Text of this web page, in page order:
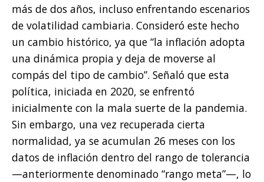
más de dos años, incluso enfrentando escenarios
de volatilidad cambiaria. Consideró este hecho
un cambio histórico, ya que “la inflación adopta
una dinámica propia y deja de moverse al
compás del tipo de cambio”. Señaló que esta
política, iniciada en 2020, se enfrentó
inicialmente con la mala suerte de la pandemia.
Sin embargo, una vez recuperada cierta
normalidad, ya se acumulan 26 meses con los
datos de inflación dentro del rango de tolerancia
—anteriormente denominado “rango meta”—, lo